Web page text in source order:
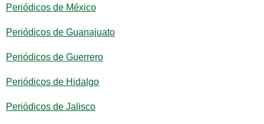
Periódicos de México
Periódicos de Guanajuato
Periódicos de Guerrero
Periódicos de Hidalgo
Periódicos de Jalisco